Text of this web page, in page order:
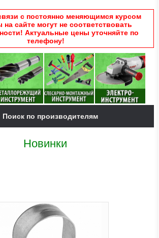
с постоянно меняющимся курсом
сайте могут не соответствовать
Актуальные цены уточняйте по
телефону!
Поиск по производителям
Новинки